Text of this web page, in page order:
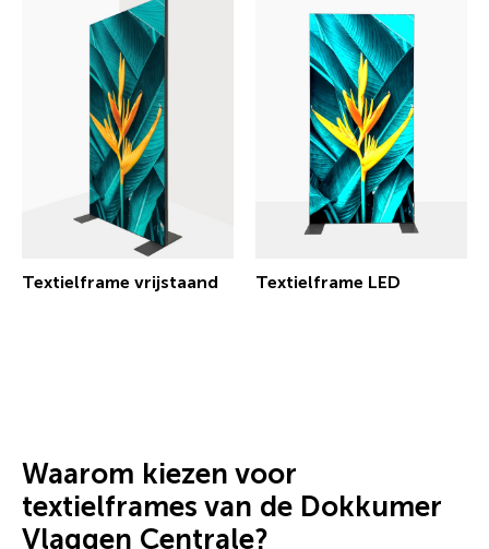
Textielframe vrijstaand Textielframe LED
Waarom kiezen voor
textielframes van de Dokkumer
Vlaggen Centrale?